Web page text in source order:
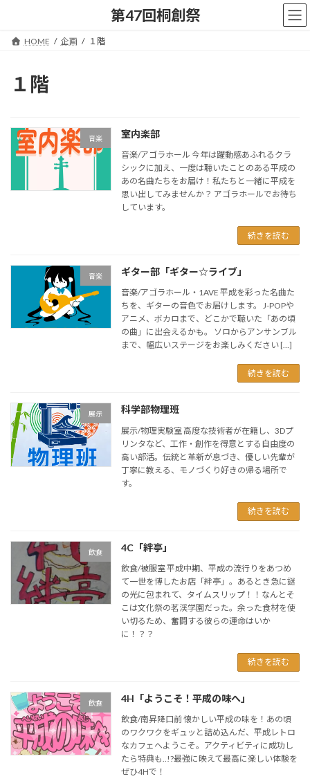
第47回桐創祭
HOME 企画 １階
１階
音楽 室内楽部
音楽/アゴラホール 今年は躍動感あふれるクラ
シックに加え、一度は聴いたことのある平成の
あの名曲たちをお届け！私たちと一緒に平成を
思い出してみませんか？ アゴラホールでお待ち
しています。
続きを読む
音楽 ギター部「ギター☆ライブ」
音楽/アゴラホール・1AVE 平成を彩った名曲た
ちを、ギターの音色でお届けします。 J-POPや
アニメ、ボカロまで、どこかで聴いた「あの頃
の曲」に出会えるかも。 ソロからアンサンブル
まで、幅広いステージをお楽しみください […]
続きを読む
展示 科学部物理班
展示/物理実験室 高度な技術者が在籍し、3Dプ
リンタなど、工作・創作を得意とする自由度の
高い部活。伝統と革新が息づき、優しい先輩が
丁寧に教える、モノづくり好きの帰る場所で
す。
続きを読む
飲食 4C「絆亭」
飲食/被服室 平成中期、平成の流行りをあつめ
て一世を博したお店「絆亭」。あるとき急に謎
の光に包まれて、タイムスリップ！！なんとそ
こは文化祭の茗渓学園だった。余った食材を使
い切るため、奮闘する彼らの運命はいか
に！？？
続きを読む
飲食 4H「ようこそ！平成の味へ」
飲食/南昇降口前 懐かしい平成の味を！あの頃
のワクワクをギュッと詰め込んだ、平成レトロ
なカフェへようこそ。アクティビティに成功し
たら特典も..!?最強に映えて最高に楽しい体験を
ぜひ4Hで！